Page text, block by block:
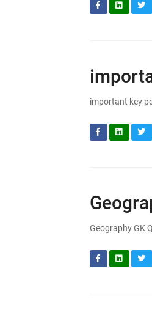
important key
Geography GK